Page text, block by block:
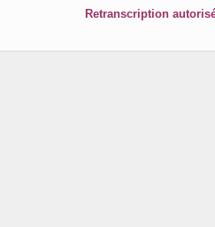
Retranscription